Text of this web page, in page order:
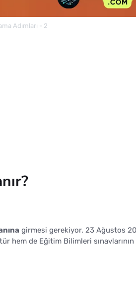
Adımları - 2
girmesi gerekiyor. 23 Ağustos
hem de Eğitim Bilimleri sınavlarının